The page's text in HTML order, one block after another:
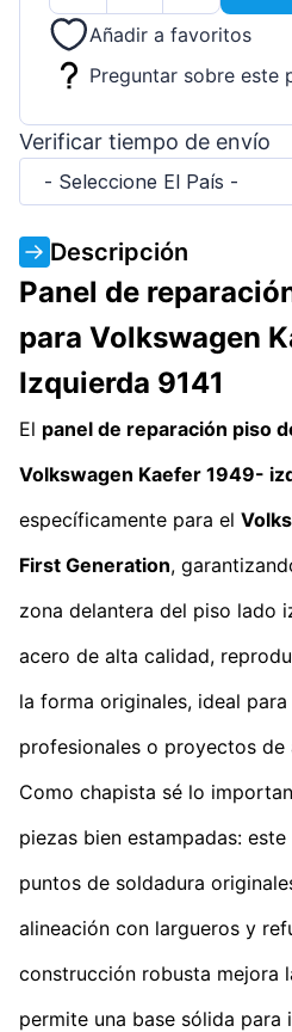
Añadir a favoritos
Preguntar sobre este
Verificar tiempo de envío
- Seleccione El País -
Descripción
Panel de
para Volkswagen
Izquierda 9141
El panel de reparación piso
Volkswagen Kaefer 1949-
específicamente para el
First Generation,
zona delantera del piso lado
acero de alta calidad,
la forma originales, ideal
profesionales o proyectos de
Como chapista sé lo
piezas bien estampadas:
puntos de soldadura
alineación con largueros y
construcción robusta mejora
permite una base sólida para